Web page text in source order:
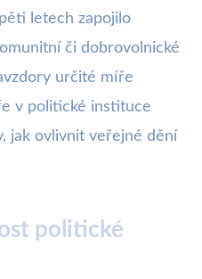
letech zapojilo
či dobrovolnické
určité míře
v politické instituce
jak ovlivnit veřejné dění
politické